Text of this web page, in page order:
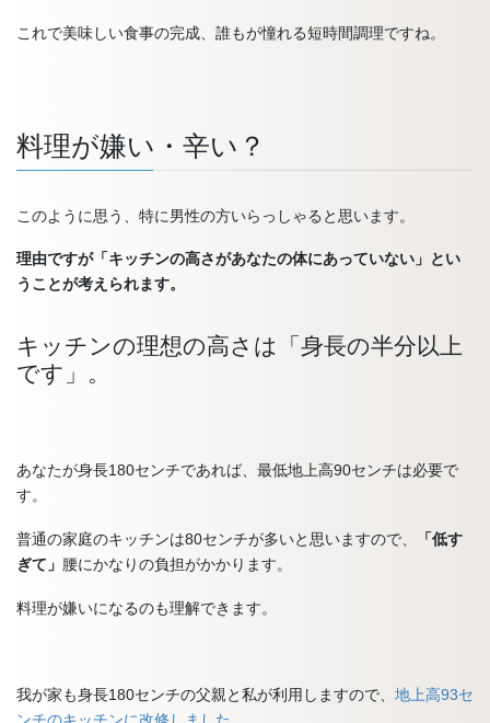
これで美味しい食事の完成、誰もが憧れる短時間調理ですね。
料理が嫌い・辛い？
このように思う、特に男性の方いらっしゃると思います。
理由ですが「キッチンの高さがあなたの体にあっていない」とい
うことが考えられます。
キッチンの理想の高さは「身長の半分以上
です」。
あなたが身長180センチであれば、最低地上高90センチは必要で
す。
普通の家庭のキッチンは80センチが多いと思いますので、
「低す
ぎて」 腰にかなりの負担がかかります。
料理が嫌いになるのも理解できます。
我が家も身長180センチの父親と私が利用しますので、 地上高93セ